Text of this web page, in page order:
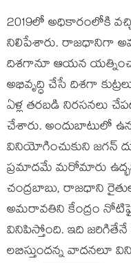
2019లో అధికారంలోకి
నిలిపేశారు. రాజధానిగా
దిశగానూ ఆయన
అభివృద్ధి చేసే దిశగా
ఏళ్ల తరబడి నిరసనలు
చేశారు. అందుబాటులో
వినియోగించుకుని జగన్
ప్రమాదమే మరోమారు
చంద్రబాబు, రాజధాని
అమరావతిని కేంద్రం
వినిపిస్తోంది. ఇది
లబిస్తుందన్న వాదనలూ